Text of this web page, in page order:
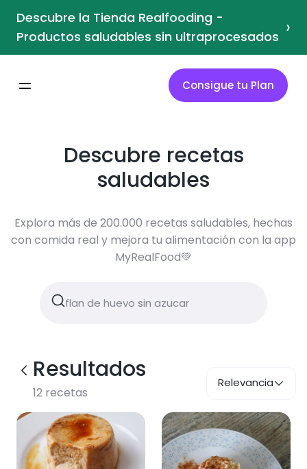
Descubre la Tienda Realfooding -
Productos saludables sin ultraprocesados ›
Consigue tu Plan
Descubre recetas
saludables
Explora más de 200.000 recetas saludables, hechas
con comida real y mejora tu alimentación con la app
MyRealFood💚
Resultados
12 recetas
Relevancia